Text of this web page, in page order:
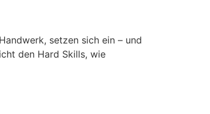
setzen sich ein – und
den Hard Skills, wie